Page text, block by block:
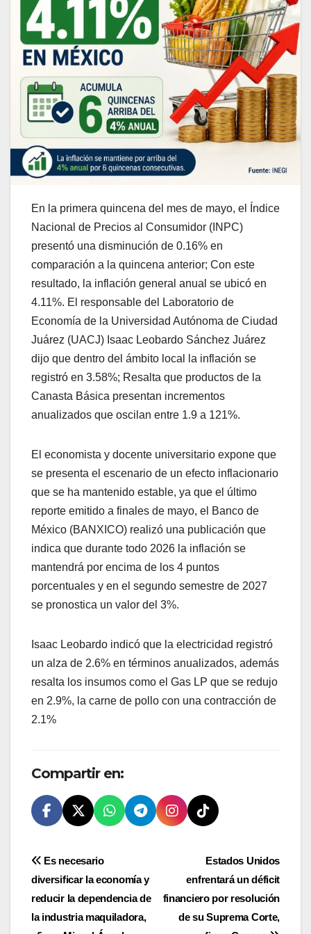
En la primera quincena del mes de mayo, el Índice
Nacional de Precios al Consumidor (INPC)
presentó una disminución de 0.16% en
comparación a la quincena anterior; Con este
resultado, la inflación general anual se ubicó en
4.11%. El responsable del Laboratorio de
Economía de la Universidad Autónoma de Ciudad
Juárez (UACJ) Isaac Leobardo Sánchez Juárez
dijo que dentro del ámbito local la inflación se
registró en 3.58%; Resalta que productos de la
Canasta Básica presentan incrementos
anualizados que oscilan entre 1.9 a 121%.
El economista y docente universitario expone que
se presenta el escenario de un efecto inflacionario
que se ha mantenido estable, ya que el último
reporte emitido a finales de mayo, el Banco de
México (BANXICO) realizó una publicación que
indica que durante todo 2026 la inflación se
mantendrá por encima de los 4 puntos
porcentuales y en el segundo semestre de 2027
se pronostica un valor del 3%.
Isaac Leobardo indicó que la electricidad registró
un alza de 2.6% en términos anualizados, además
resalta los insumos como el Gas LP que se redujo
en 2.9%, la carne de pollo con una contracción de
2.1%
Compartir en:
Navegación
de
entradas
Estados Unidos
enfrentará un déficit
financiero por resolución
de su Suprema Corte,
Es necesario
diversificar la economía y
reducir la dependencia de
la industria maquiladora,